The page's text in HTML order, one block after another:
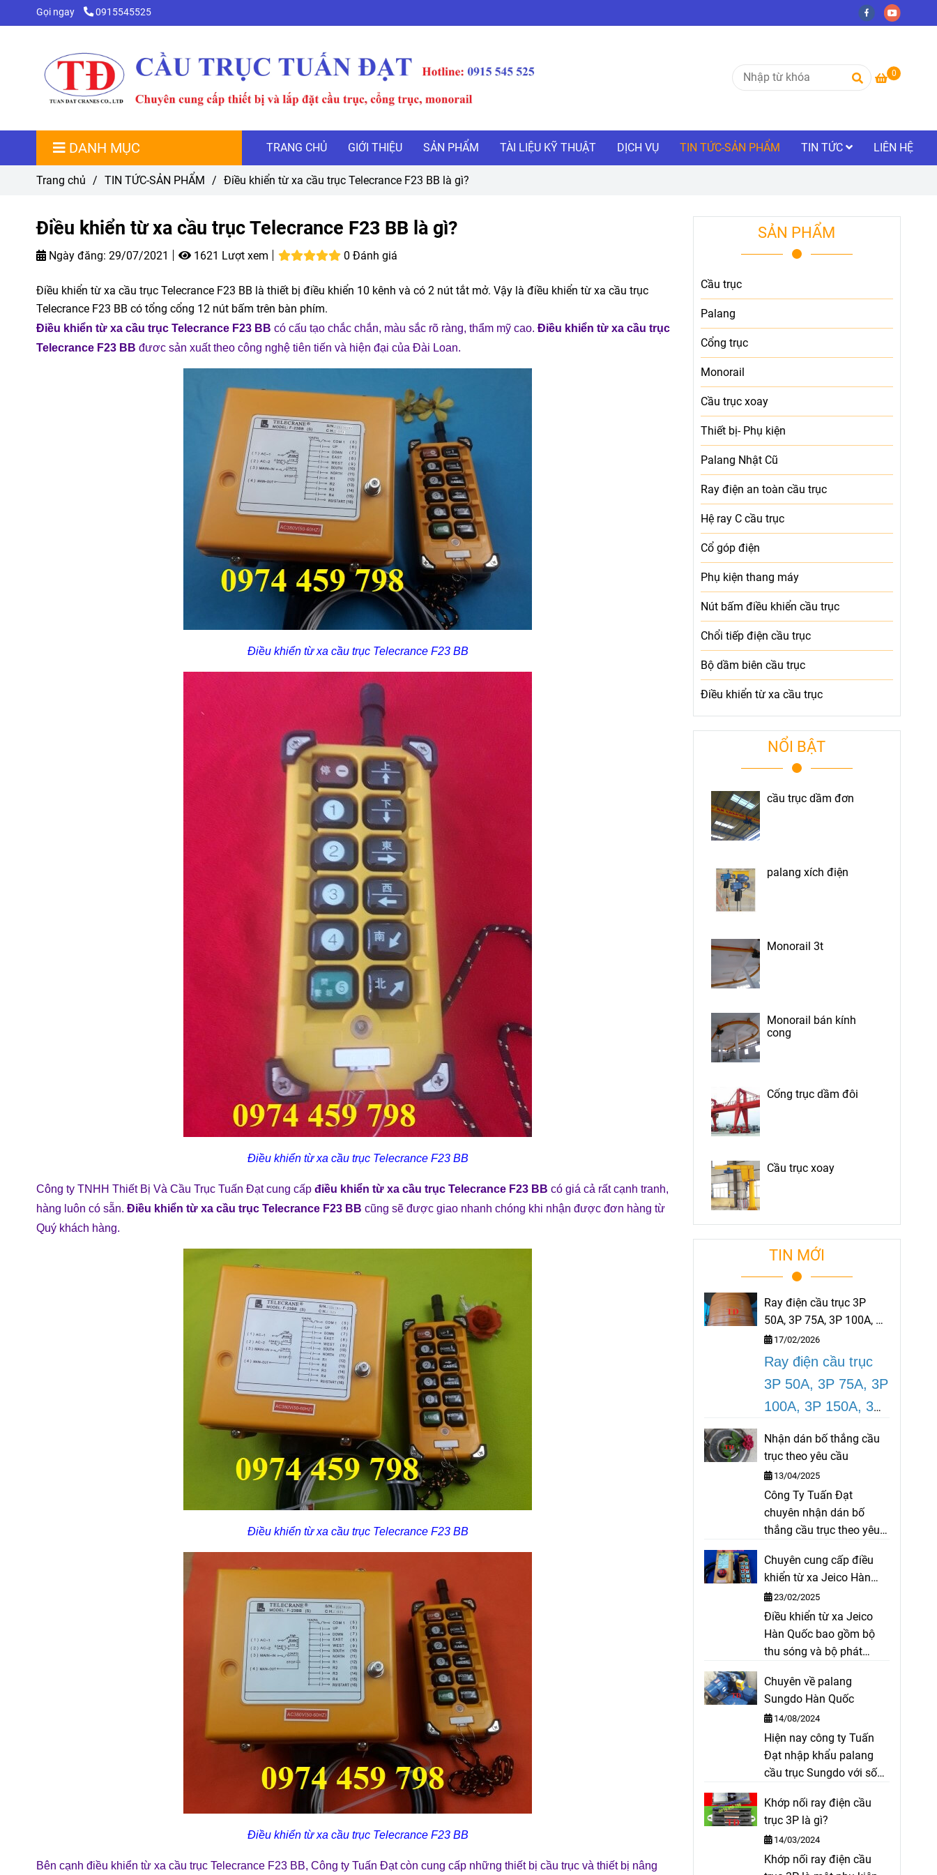
Gọi ngay 0915545525
0
DANH MỤC TRANG CHỦ GIỚI THIỆU SẢN PHẨM TÀI LIỆU KỸ THUẬT DỊCH VỤ TIN TỨC-SẢN PHẨM TIN TỨC LIÊN HỆ
Trang chủ / TIN TỨC-SẢN PHẨM / Điều khiển từ xa cầu trục Telecrance F23 BB là gì?
Điều khiển từ xa cầu trục Telecrance F23 BB là gì?
Ngày đăng: 29/07/2021 1621 Lượt xem 0 Đánh giá
Điều khiển từ xa cầu trục Telecrance F23 BB là thiết bị điều khiển 10 kênh và có 2 nút tắt mở. Vậy là điều khiển từ xa cầu trục
Telecrance F23 BB có tổng cổng 12 nút bấm trên bàn phím.
Điều khiển từ xa cầu trục Telecrance F23 BB có cấu tạo chắc chắn, màu sắc rõ ràng, thẩm mỹ cao. Điều khiển từ xa cầu trục
Telecrance F23 BB đươc sản xuất theo công nghệ tiên tiến và hiện đại của Đài Loan.
Điều khiển từ xa cầu trục Telecrance F23 BB
Điều khiển từ xa cầu trục Telecrance F23 BB
Công ty TNHH Thiết Bị Và Cầu Trục Tuấn Đạt cung cấp điều khiển từ xa cầu trục Telecrance F23 BB có giá cả rất cạnh tranh,
hàng luôn có sẵn. Điều khiển từ xa cầu trục Telecrance F23 BB cũng sẽ được giao nhanh chóng khi nhận được đơn hàng từ
Quý khách hàng.
Điều khiển từ xa cầu trục Telecrance F23 BB
Điều khiển từ xa cầu trục Telecrance F23 BB
Bên cạnh điều khiển từ xa cầu trục Telecrance F23 BB, Công ty Tuấn Đạtcòn cung cấp những thiết bị cầu trục và thiết bị nâng
SẢN PHẨM
Cầu trục
Palang
Cổng trục
Monorail
Cầu trục xoay
Thiết bị- Phụ kiện
Palang Nhật Cũ
Ray điện an toàn cầu trục
Hệ ray C cầu trục
Cổ góp điện
Phụ kiện thang máy
Nút bấm điều khiển cầu trục
Chổi tiếp điện cầu trục
Bộ dầm biên cầu trục
Điều khiển từ xa cầu trục
NỔI BẬT
cầu trục dầm đơn
palang xích điện
Monorail 3t
Monorail bán kính
cong
Cổng trục dầm đôi
Cầu trục xoay
TIN MỚI
Ray điện cầu trục 3P
50A, 3P 75A, 3P 100A, 3P
150A, 3P 200A
17/02/2026
Ray điện cầu trục
3P 50A, 3P 75A, 3P
100A, 3P 150A, 3P
bị ray điện an toàn
rất cần thiết cho
cầu trục, cổng trục
được sử dụng tại
các công trình, nhà
máy, nhà xưởng
sản xuất,…
Nhận dán bố thắng cầu
trục theo yêu cầu
13/04/2025
Công Ty Tuấn Đạt
chuyên nhận dán bố
thắng cầu trục theo yêu
coil, bố cong cho thắng
thuỷ lực, bố trục lục giác,
bố xe ô tô, ...
Chuyên cung cấp điều
khiển từ xa Jeico Hàn
Quốc
23/02/2025
Điều khiển từ xa Jeico
Hàn Quốc bao gồm bộ
thu sóng và bộ phát
palang, cầu trục, xe cẩu,
cửa cổng tự động. Điều
khiển từ xa cầu trục,
cổng trục, ...
Chuyên về palang
Sungdo Hàn Quốc
14/08/2024
Hiện nay công ty Tuấn
Đạt nhập khẩu palang
cầu trục Sungdo với số
thị trường với giá cả
cạnh tranh, hàng hóa
luôn có sẵn. Ngoài ra
Công ty chúng tôi còn có
Khớp nối ray điện cầu
trục 3P là gì?
14/03/2024
Khớp nối ray điện cầu